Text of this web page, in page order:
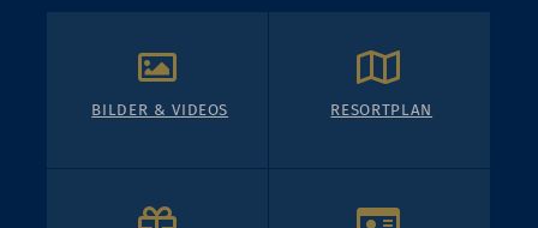
BILDER & VIDEOS RESORTPLAN